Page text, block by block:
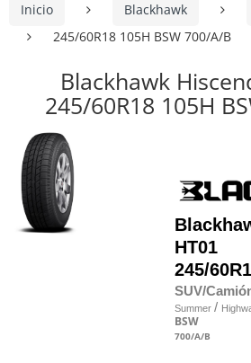
Inicio Blackhawk
245/60R18 105H BSW 700/A/B
Blackhawk
245/60R18 105H
HT01
245/
SUV/
Summer /
BSW
700/A/B